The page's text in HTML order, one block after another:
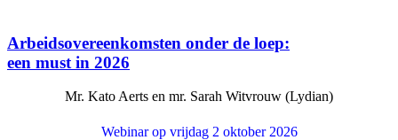
Arbeidsovereenkomsten onder de loep:
een must in 2026
Mr. Kato Aerts en mr. Sarah Witvrouw (Lydian)
Webinar op vrijdag 2 oktober 2026